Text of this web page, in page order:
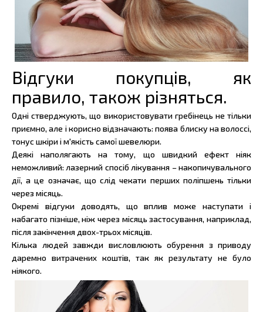
Відгуки покупців, як
правило, також різняться.
Одні стверджують, що використовувати гребінець не тільки
приємно, але і корисно відзначають: поява блиску на волоссі,
тонус шкіри і м'якість самої шевелюри.
Деякі наполягають на тому, що швидкий ефект ніяк
неможливий: лазерний спосіб лікування – накопичувального
дії, а це означає, що слід чекати перших поліпшень тільки
через місяць.
Окремі відгуки доводять, що вплив може наступати і
набагато пізніше, ніж через місяць застосування, наприклад,
після закінчення двох-трьох місяців.
Кілька людей завжди висловлюють обурення з приводу
даремно витрачених коштів, так як результату не було
ніякого.